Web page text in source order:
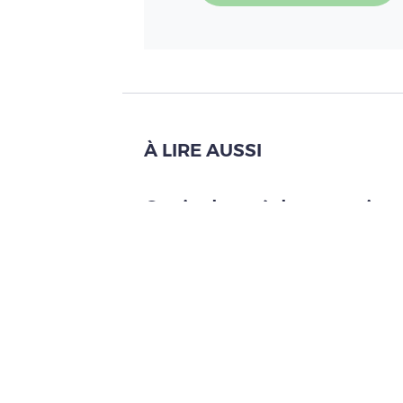
À LIRE AUSSI
Canicules, sécheresse,